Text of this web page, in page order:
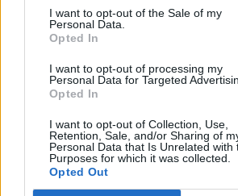
I want to opt-out of the Sale of my
Personal Data.
Opted In
I want to opt-out of processing my
Personal Data for Targeted
Opted In
I want to opt-out of Collection, Use,
Retention, Sale, and/or Sharing of
Personal Data that Is Unrelated with
Purposes for which it was collected.
Opted Out
Stampa Altro
Inserisci nome ed indirizzo E-Mail: